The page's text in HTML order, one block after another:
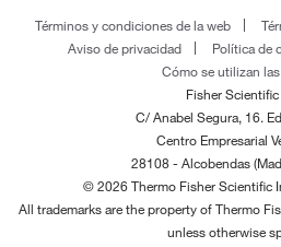
Términos y condiciones de la web
Aviso de privacidad
Política de
Cómo se utilizan
Fisher Scientific
C/ Anabel Segura, 16.
Centro Empresarial
28108 - Alcobendas
© 2026 Thermo Fisher Scientific
All trademarks are the property of Thermo
unless otherwise